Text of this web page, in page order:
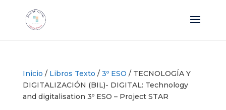
Inicio / Libros Texto / 3º ESO / TECNOLOGÍA Y
DIGITALIZACIÓN (BIL)- DIGITAL: Technology
and digitalisation 3º ESO – Project STAR